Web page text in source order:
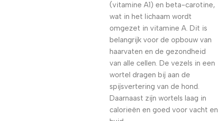
(vitamine A1) en beta-carotine,
wat in het lichaam wordt
omgezet in vitamine A. Dit is
belangrijk voor de opbouw van
haarvaten en de gezondheid
van alle cellen. De vezels in een
wortel dragen bij aan de
spijsvertering van de hond.
Daarnaast zijn wortels laag in
calorieën en goed voor vacht en